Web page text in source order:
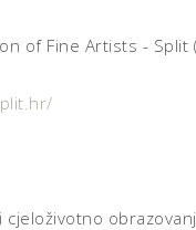
of Fine Artists - Split
cjeloživotno